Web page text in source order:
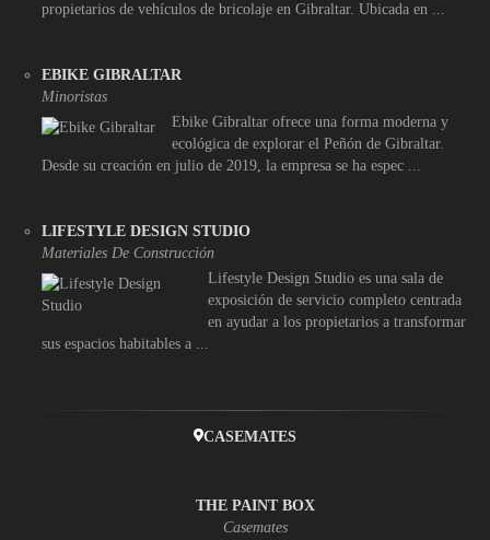
propietarios de vehículos de bricolaje en Gibraltar. Ubicada en ...
EBIKE GIBRALTAR
Minoristas
Ebike Gibraltar ofrece una forma moderna y
ecológica de explorar el Peñón de Gibraltar.
Desde su creación en julio de 2019, la empresa se ha espec ...
LIFESTYLE DESIGN STUDIO
Materiales De Construcción
Lifestyle Design Studio es una sala de
exposición de servicio completo centrada
en ayudar a los propietarios a transformar
sus espacios habitables a ...
CASEMATES
THE PAINT BOX
Casemates